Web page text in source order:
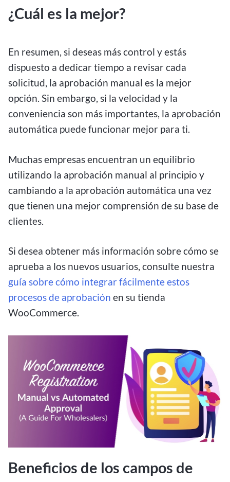
¿Cuál es la mejor?
En resumen, si deseas más control y estás
dispuesto a dedicar tiempo a revisar cada
solicitud, la aprobación manual es la mejor
opción. Sin embargo, si la velocidad y la
conveniencia son más importantes, la aprobación
automática puede funcionar mejor para ti.
Muchas empresas encuentran un equilibrio
utilizando la aprobación manual al principio y
cambiando a la aprobación automática una vez
que tienen una mejor comprensión de su base de
clientes.
Si desea obtener más información sobre cómo se
aprueba a los nuevos usuarios, consulte nuestra
guía sobre cómo integrar fácilmente estos
procesos de aprobación en su tienda
WooCommerce.
Beneficios de los campos de